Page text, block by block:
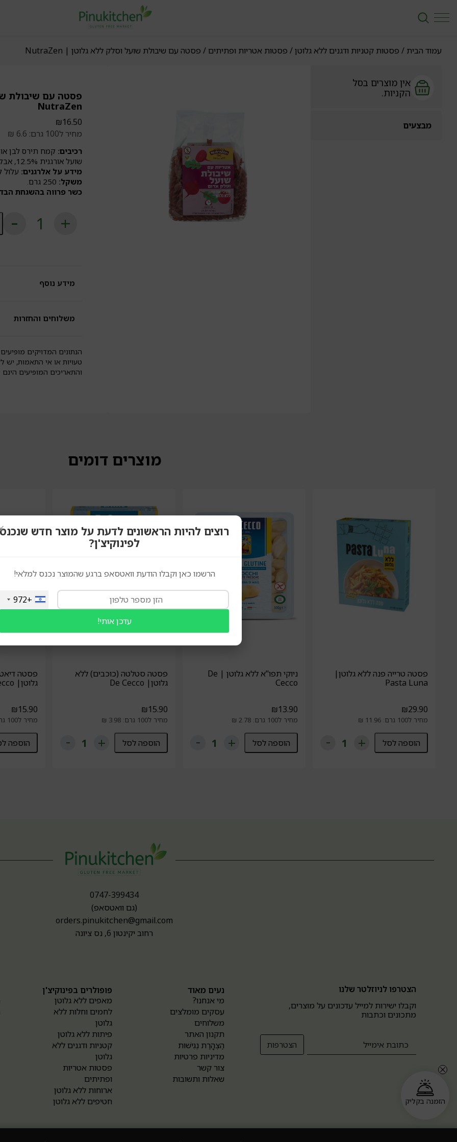
עמוד הבית / פסטות קטניות ודגנים ללא גלוטן/ פסטות אטריות ופתיתים / פסטה עם שיבולת שועל וסלק ללא גלוטן | NutraZen
אין מוצרים בסל
הקניות.
מבצעים
פסטה עם שיבולת
NutraZen
₪16.50
מחיר ל100 גרם: 6.6 ₪
רכיבים:
שועל אורגנית 12.5%, אבקת סלק 2%.
מידע על אלרגנים: עלול
משקל:
כשר פרווה בהשגחת
מידע נוסף
משלוחים והחזרות
הנתונים המדויקים
טעויות או אי התאמות, יש
והתאריכים המופיעים
מוצרים דומים
פסטה טרייה פנה ללא גלוטן|
Pasta Luna
₪29.90
מחיר ל100 גרם: 11.96 ₪
הוספה לסל
ניוקי תפו"א ללא גלוטן | De
Cecco
₪13.90
מחיר ל100 גרם: 2.78 ₪
הוספה לסל
פסטה סטלטה (כוכבים) ללא
גלוטן| De Cecco
₪15.90
מחיר ל100 גרם: 3.98 ₪
הוספה לסל
פסטה
גלוטן| De Cecco
₪15.90
מחיר ל100 גרם: 3.98 ₪
הוספה
0747-399434
(גם וואטסאפ)
orders.pinukitchen@gmail.com
רחוב יקינטון 6, נס ציונה
הצטרפו לניוזלטר שלנו
וקבלו ישירות למייל עדכונים על מוצרים,
מתכונים וכתבות
נעים מאוד
מי אנחנו?
עסקים מומלצים
משלוחים
תקנון האתר
הַצְהָרַת נְגִישׁוּת
מדיניות פרטיות
צור קשר
שאלות ותשובות
פופולרים בפינוקיצ'ן
מאפים ללא גלוטן
לחמים וחלות ללא
גלוטן
פיתות ללא גלוטן
קטניות ודגנים ללא
גלוטן
פסטות אטריות
ופתיתים
ארוחות ללא גלוטן
חטיפים ללא גלוטן
רוצים להיות הראשונים לדעת על מוצר חדש שנכנס
לפינוקיצ'ן?
הרשמו כאן וקבלו הודעת וואטסאפ ברגע שהמוצר נכנס למלאי!
+972
עדכן אותי!
הזמנה בקליק